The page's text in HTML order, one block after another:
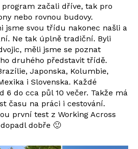
začali dříve, tak pro
nebo rovnou budovy.
jsme svou třídu nakonec našli a
Ne tak úplně tradiční. Byli
měli jsme se poznat
druhého představit třídě.
Japonska, Kolumbie,
i Slovenska. Každé
6 do cca půl 10 večer. Takže má
času na práci i cestování.
první test z Working Across
dobře 🙂